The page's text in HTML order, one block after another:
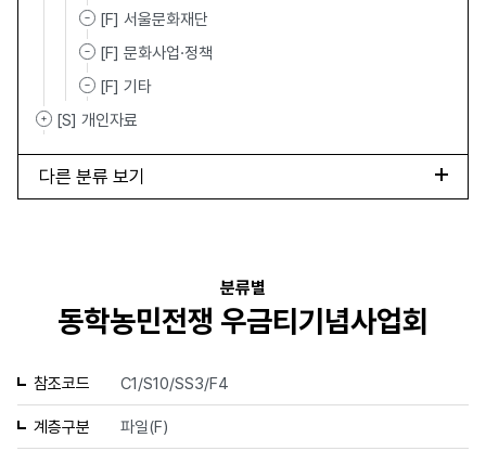
[F] 서울문화재단
[F] 문화사업·정책
[F] 기타
[S] 개인자료
다른 분류 보기
분류별
동학농민전쟁 우금티기념사업회
참조코드 C1/S10/SS3/F4
계층구분 파일(F)